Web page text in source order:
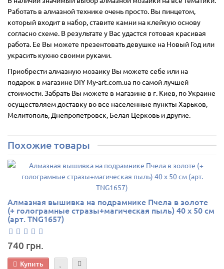
Работать в алмазной технике очень просто. Вы пинцетом,
который входит в набор, ставите камни на клейкую основу
согласно схеме. В результате у Вас удастся готовая красивая
работа. Ее Вы можете презентовать девушке на Новый Год или
украсить кухню своими руками.
Приобрести алмазную мозаику Вы можете себе или на
подарок в магазине DIY My-art.com.ua по самой лучшей
стоимости. Забрать Вы можете в магазине в г. Киев, по Украине
осуществляем доставку во все населенные пункты Харьков,
Мелитополь, Днепропетровск, Белая Церковь и другие.
Похожие товары
Алмазная вышивка на подрамнике Пчела в золоте
(+ голограмные стразы+магическая пыль) 40 х 50 см
(арт. TNG1657)
740 грн.
Купить